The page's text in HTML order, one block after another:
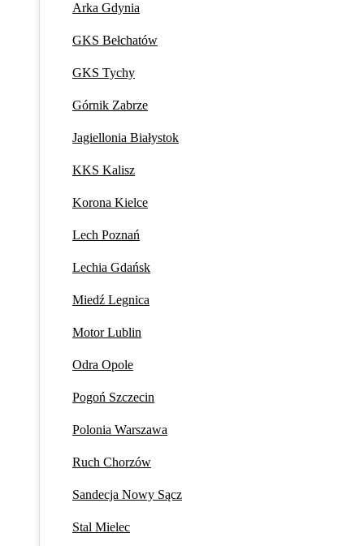
Arka Gdynia
GKS Bełchatów
GKS Tychy
Górnik Zabrze
Jagiellonia Białystok
KKS Kalisz
Korona Kielce
Lech Poznań
Lechia Gdańsk
Miedź Legnica
Motor Lublin
Odra Opole
Pogoń Szczecin
Polonia Warszawa
Ruch Chorzów
Sandecja Nowy Sącz
Stal Mielec